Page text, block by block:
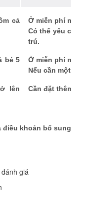
cả
Ở miễn phí nếu
Có thể yêu cầu
trú.
bé 5
Ở miễn phí nếu
Nếu cần một
lên
Cần đặt thêm
điều khoản bổ sung
giá